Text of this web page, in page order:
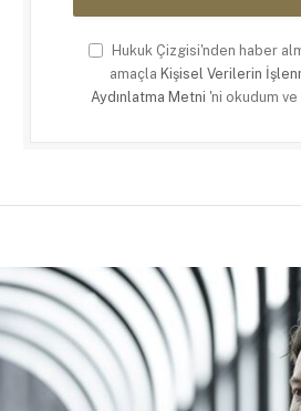
Hukuk Çizgisi'nden haber
amaçla Kişisel Verilerin
Aydınlatma Metni 'ni okudum